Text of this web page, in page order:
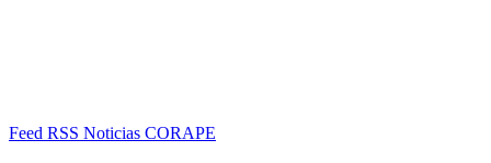
Feed RSS Noticias CORAPE